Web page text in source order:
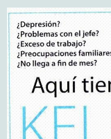
n
a
e